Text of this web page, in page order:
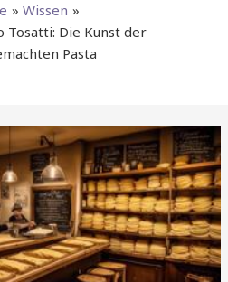
Wissen
Tosatti: Die Kunst der
Pasta